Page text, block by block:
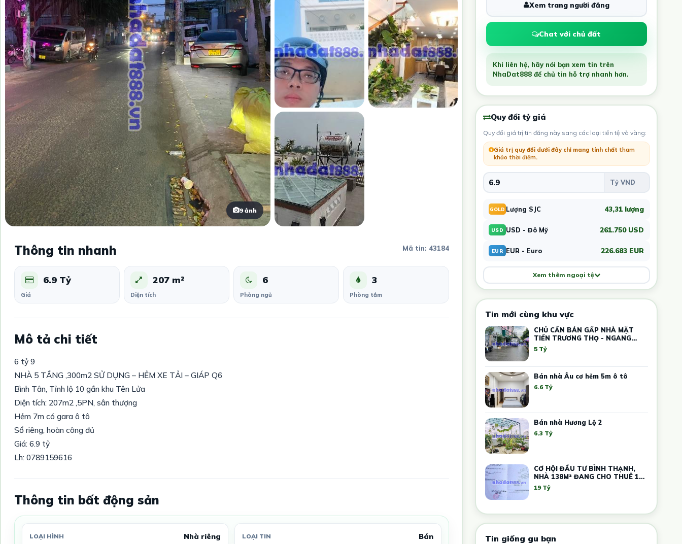
9 ảnh
Thông tin nhanh Mã tin: 43184
6.9 Tỷ
Giá
207 m²
Diện tích
6
Phòng ngủ
3
Phòng tắm
Mô tả chi tiết
6 tỷ 9
NHÀ 5 TẦNG ,300m2 SỬ DỤNG – HẺM XE TẢI – GIÁP Q6
Bình Tân, Tỉnh lộ 10 gần khu Tên Lửa
Diện tích: 207m2 ,5PN, sân thượng
Hẻm 7m có gara ô tô
Sổ riêng, hoàn công đủ
Giá: 6.9 tỷ
Lh: 0789159616
Thông tin bất động sản
LOẠI HÌNH Nhà riêng LOẠI TIN Bán
Xem trang người đăng
Chat với chủ đất
Khi liên hệ, hãy nói bạn xem tin trên
NhaDat888 để chủ tin hỗ trợ nhanh hơn.
Quy đổi tỷ giá
Quy đổi giá trị tin đăng này sang các loại tiền tệ và vàng:
Giá trị quy đổi dưới đây chỉ mang tính chất tham
khảo thời điểm.
GOLD Lượng SJC 43,31 lượng
USD USD - Đô Mỹ 261.750 USD
EUR EUR - Euro 226.683 EUR
Xem thêm ngoại tệ
Tin mới cùng khu vực
CHỦ CẦN BÁN GẤP NHÀ MẶT
TIỀN TRƯƠNG THỌ - NGANG
5.4M – DÒNG TIỀN 12 TRIỆU
5 Tỷ
Bán nhà Âu cơ hẻm 5m ô tô
6.6 Tỷ
Bán nhà Hương Lộ 2
6.3 Tỷ
CƠ HỘI ĐẦU TƯ BÌNH THẠNH,
NHÀ 138M² ĐANG CHO THUÊ 17
PHÒNG TRỌ, GIÁ CHỈ 19 TỶ
19 Tỷ
Tin giống gu bạn